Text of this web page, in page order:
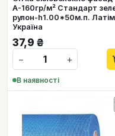
А-160гр/м² Стандарт
рулон-h1.00*50м.п.
Україна
37,9 ₴
−
+
В наявності